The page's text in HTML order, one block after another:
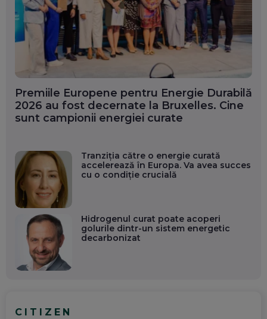
Premiile Europene pentru Energie Durabilă
2026 au fost decernate la Bruxelles. Cine
sunt campionii energiei curate
Tranziția către o energie curată
accelerează în Europa. Va avea succes
cu o condiție crucială
Hidrogenul curat poate acoperi
golurile dintr-un sistem energetic
decarbonizat
CITIZEN